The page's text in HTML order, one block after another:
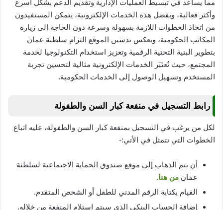
مما يساعد في تبسيط العمليات الإدارية وتقديم الدعم بشكل أسرع
وأكثر فعالية، وبفضل هذه الخدمات الإلكترونية، يتمكن المستفيدون
من اتخاذ الخطوات اللازمة بسهولة وسرعة دون الحاجة إلى زيارة
المكاتب الحكومية، ويعكس تدشين الموقع التزام سلطنة عمان
بتطوير البنية التحتية الرقمية وتعزيز استخدام التكنولوجيا لخدمة
المجتمع، حيث تُعتَبَر الخدمات الإلكترونية مثالية لتحسين تجربة
المستخدم وتسهيل الوصول إلى الخدمات الحكومية.
رابط التسجيل في منفعة كبار السن والطفولة
لكل من يرغب في التسجيل بمنفعة كبار السن والطفولة، عليه اتباع
الخطوات التي تتمثل في الأتي:-
أن يتم الذهاب إلى موقع صندوق الحماية الاجتماعية لسلطنة
عمان من هنا.
القيام بكتابة الرقم المدني للطفل أو الشخص المتقدم.
إضافة الحساب البنكي الذي سيتم استلام المنفعة من خلاله.